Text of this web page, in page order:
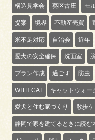
構造見学会 葵区古庄 モ
提案 境界 不動産売買
米不足対応 自治会 近年
愛犬の安全確保 洗面室
プラン作成 過ごす 防虫
WITH CAT キャットウォー
愛犬と住む家づくり 散歩ケ
静岡で家を建てるときに読む